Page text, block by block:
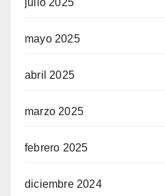
julio 2025
mayo 2025
abril 2025
marzo 2025
febrero 2025
diciembre 2024